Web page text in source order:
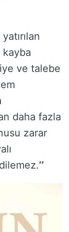
kayba
ve talebe
daha fazla
zarar
’’